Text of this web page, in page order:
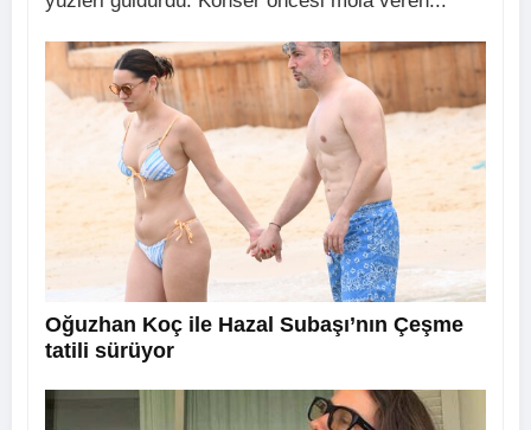
Oğuzhan Koç ile Hazal Subaşı’nın Çeşme
tatili sürüyor